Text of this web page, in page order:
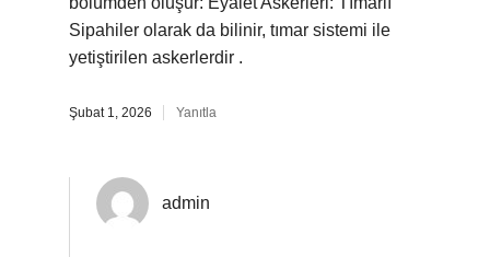
Sipahiler olarak da bilinir, tımar sistemi ile
yetiştirilen askerlerdir .
Şubat 1, 2026 Yanıtla
admin